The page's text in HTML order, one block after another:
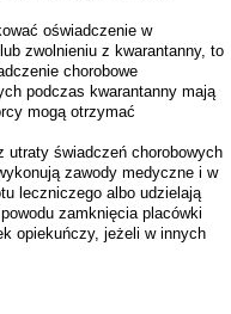
oświadczenie w
zwolnieniu z kwarantanny, to
chorobowe
podczas kwarantanny mają
mogą otrzymać
utraty świadczeń chorobowych
zawody medyczne i w
leczniczego albo udzielają
zamknięcia placówki
opiekuńczy, jeżeli w innych